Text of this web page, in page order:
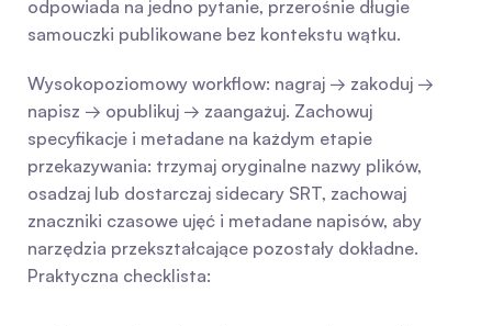
odpowiada na jedno pytanie, przerośnie długie
samouczki publikowane bez kontekstu wątku.
Wysokopoziomowy workflow: nagraj → zakoduj →
napisz → opublikuj → zaangażuj. Zachowuj
specyfikacje i metadane na każdym etapie
przekazywania: trzymaj oryginalne nazwy plików,
osadzaj lub dostarczaj sidecary SRT, zachowaj
znaczniki czasowe ujęć i metadane napisów, aby
narzędzia przekształcające pozostały dokładne.
Praktyczna checklista: